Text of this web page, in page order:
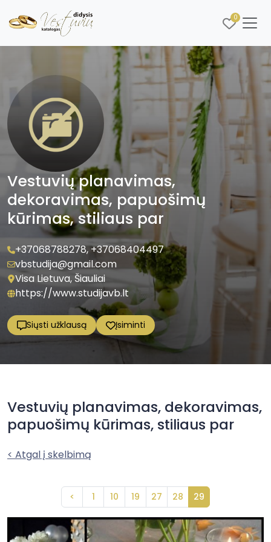
0
Vestuvių planavimas,
dekoravimas, papuošimų
kūrimas, stiliaus par
+37068788278,+37068404497
vbstudija@gmail.com
Visa Lietuva, Šiauliai
https://www.studijavb.lt
Siųsti užklausą Įsiminti
Vestuvių planavimas, dekoravimas,
papuošimų kūrimas, stiliaus par
< Atgal į skelbimą
< 1 10 19 27 28 29